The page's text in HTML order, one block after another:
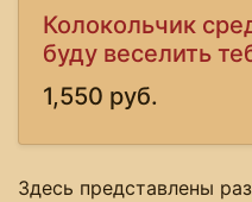
Колокольчик
буду веселить
1,550 руб.
Здесь представлены